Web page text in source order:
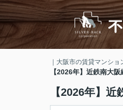
｜大阪市の賃貸マンシ
【2026年】近鉄南大
【2026年】